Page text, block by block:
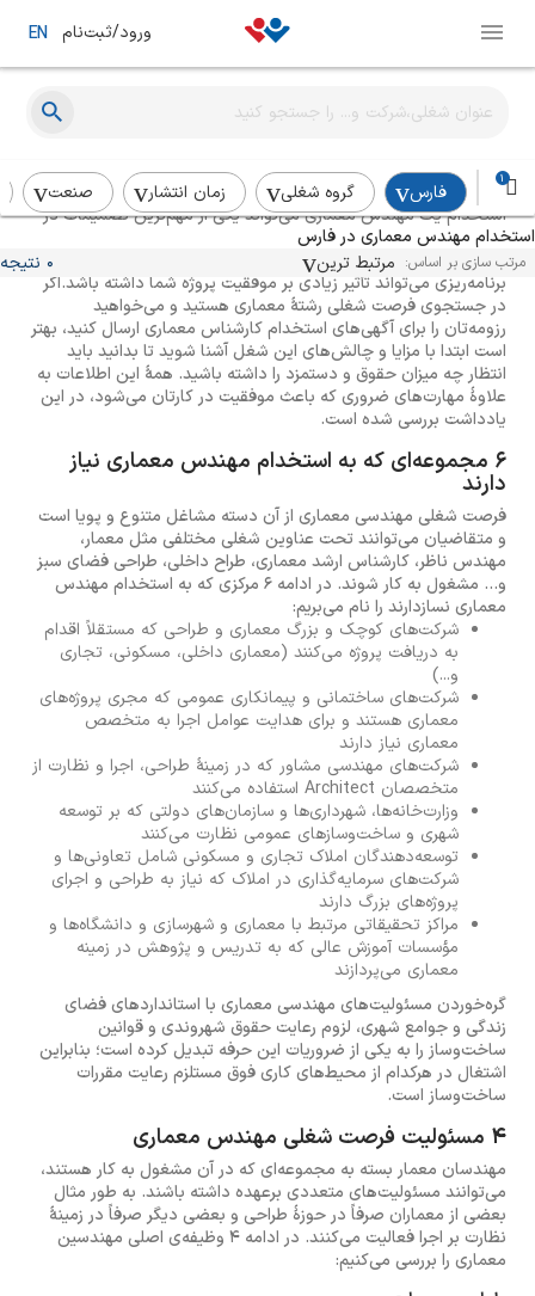
ورود/ثبت‌نام EN
1
فارس گروه شغلی زمان انتشار
صنعت
استخدام مهندس معماری در فارس
مرتب سازی بر اساس: مرتبط ترین 0 نتیجه
راهنمای استخدام معماری
استخدام یک مهندس معماری می‌تواند یکی از مهم‌ترین تصمیمات در
پروژه‌های ساختمانی و طراحی باشد. مهندسان معماری نقش کلیدی در
شکل‌گیری فضاها و ساختمان‌ها دارند و توانایی آن‌ها در طراحی و
برنامه‌ریزی می‌تواند تأثیر زیادی بر موفقیت پروژه شما داشته باشد.اگر
در جستجوی فرصت شغلی رشتهٔ معماری هستید و می‌خواهید
رزومه‌تان را برای آگهی‌های استخدام کارشناس معماری ارسال کنید، بهتر
است ابتدا با مزایا و چالش‌های این شغل آشنا شوید تا بدانید باید
انتظار چه میزان حقوق و دستمزد را داشته باشید. همهٔ این اطلاعات به
علاوهٔ مهارت‌های ضروری که باعث موفقیت در کارتان می‌شود، در این
یادداشت بررسی شده است.
6 مجموعه‌ای که به استخدام مهندس معماری نیاز
دارند
فرصت شغلی مهندسی معماری از آن دسته مشاغل متنوع و پویا است
و متقاضیان می‌توانند تحت عناوین شغلی مختلفی مثل معمار،
مهندس ناظر، کارشناس ارشد معماری، طراح داخلی، طراحی فضای سبز
و... مشغول به کار شوند. در ادامه 6 مرکزی که به استخدام مهندس
معماری نسازدارند را نام می‌بریم:
شرکت‌های کوچک و بزرگ معماری و طراحی که مستقلاً اقدام
به دریافت پروژه می‌کنند (معماری داخلی، مسکونی، تجاری
و...)
شرکت‌های ساختمانی و پیمانکاری عمومی که مجری پروژه‌های
معماری هستند و برای هدایت عوامل اجرا به متخصص
معماری نیاز دارند
شرکت‌های مهندسی مشاور که در زمینهٔ طراحی، اجرا و نظارت از
متخصصان Architect استفاده می‌کنند
وزارت‌خانه‌ها، شهرداری‌ها و سازمان‌های دولتی که بر توسعه
شهری و ساخت‌وسازهای عمومی نظارت می‌کنند
توسعه‌دهندگان املاک تجاری و مسکونی شامل تعاونی‌ها و
شرکت‌های سرمایه‌گذاری در املاک که نیاز به طراحی و اجرای
پروژه‌های بزرگ دارند
مراکز تحقیقاتی مرتبط با معماری و شهرسازی و دانشگاه‌ها و
مؤسسات آموزش عالی که به تدریس و پژوهش در زمینه
معماری می‌پردازند
گره‌خوردن مسئولیت‌های مهندسی معماری با استانداردهای فضای
زندگی و جوامع شهری، لزوم رعایت حقوق شهروندی و قوانین
ساخت‌وساز را به یکی از ضروریات این حرفه تبدیل کرده است؛ بنابراین
اشتغال در هرکدام از محیط‌های کاری فوق مستلزم رعایت مقررات
ساخت‌وساز است.
4 مسئولیت فرصت شغلی مهندس معماری
مهندسان معمار بسته به مجموعه‌ای که در آن مشغول به کار هستند،
می‌توانند مسئولیت‌های متعددی برعهده داشته باشند. به طور مثال
بعضی از معماران صرفاً در حوزهٔ طراحی و بعضی دیگر صرفاً در زمینهٔ
نظارت بر اجرا فعالیت می‌کنند. در ادامه 4 وظیفه‌ی اصلی مهندسین
معماری را بررسی می‌کنیم: